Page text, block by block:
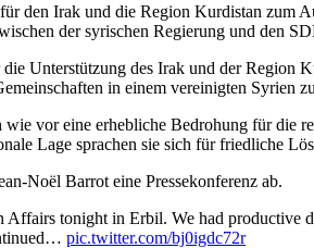
den Irak und die Region Kurdistan zum
der syrischen Regierung und den
Unterstützung des Irak und der
in einem vereinigten Syrien
vor eine erhebliche Bedrohung für die
Lage sprachen sie sich für friedliche
Noël Barrot eine Pressekonferenz ab.
tonight in Erbil. We had productive
pic.twitter.com/bj0igdc72r